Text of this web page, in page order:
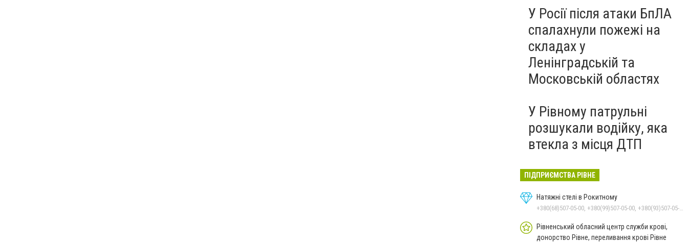
У Росії після атаки БпЛА
спалахнули пожежі на
складах у
Ленінградській та
Московській областях
У Рівному патрульні
розшукали водійку, яка
втекла з місця ДТП
ПІДПРИЄМСТВА РІВНЕ
Натяжні стелі в Рокитному
+380(68)507-05-00, +380(99)507-05-00, +380(93)507-05-00
Рівненський обласний центр служби крові,
донорство Рівне, переливання крові Рівне